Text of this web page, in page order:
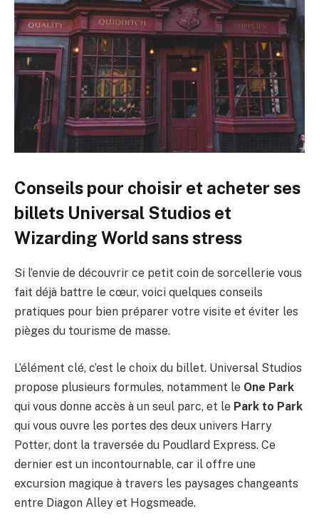
Conseils pour choisir et acheter ses
billets Universal Studios et
Wizarding World sans stress
Si l’envie de découvrir ce petit coin de sorcellerie vous
fait déjà battre le cœur, voici quelques conseils
pratiques pour bien préparer votre visite et éviter les
pièges du tourisme de masse.
L’élément clé, c’est le choix du billet. Universal Studios
propose plusieurs formules, notamment le One Park
qui vous donne accès à un seul parc, et le Park to Park
qui vous ouvre les portes des deux univers Harry
Potter, dont la traversée du Poudlard Express. Ce
dernier est un incontournable, car il offre une
excursion magique à travers les paysages changeants
entre Diagon Alley et Hogsmeade.